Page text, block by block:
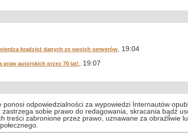
kradzież danych ze swoich serwerów , 19:04
praw autorskich przez 70 lat! , 19:07
ponosi odpowiedzialności za wypowiedzi Internautów
zastrzega sobie prawo do redagowania, skracania bądź
treści zabronione przez prawo, uznawane za obraźliwie